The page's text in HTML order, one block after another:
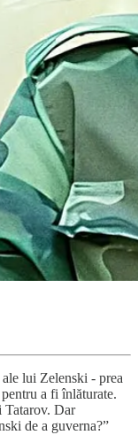
lui Zelenski - prea
a fi înlăturate.
Tatarov. Dar
de a guverna?”